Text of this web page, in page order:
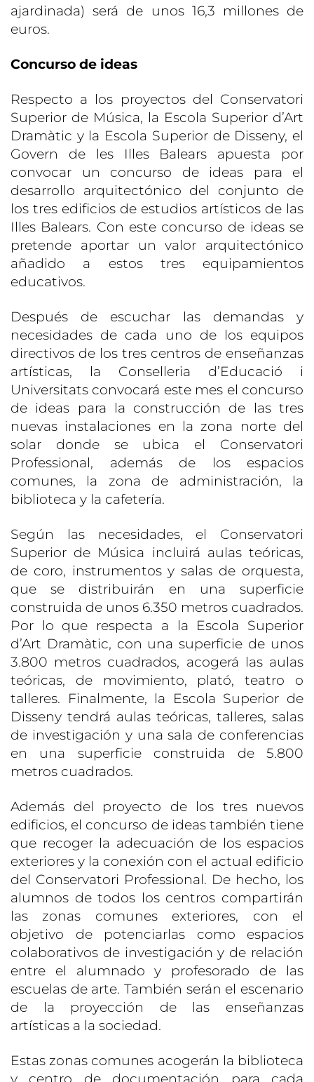
ajardinada) será de unos 16,3 millones de
euros.
Concurso de ideas
Respecto a los proyectos del Conservatori
Superior de Música, la Escola Superior d’Art
Dramàtic y la Escola Superior de Disseny, el
Govern de les Illes Balears apuesta por
convocar un concurso de ideas para el
desarrollo arquitectónico del conjunto de
los tres edificios de estudios artísticos de las
Illes Balears. Con este concurso de ideas se
pretende aportar un valor arquitectónico
añadido a estos tres equipamientos
educativos.
Después de escuchar las demandas y
necesidades de cada uno de los equipos
directivos de los tres centros de enseñanzas
artísticas, la Conselleria d’Educació i
Universitats convocará este mes el concurso
de ideas para la construcción de las tres
nuevas instalaciones en la zona norte del
solar donde se ubica el Conservatori
Professional, además de los espacios
comunes, la zona de administración, la
biblioteca y la cafetería.
Según las necesidades, el Conservatori
Superior de Música incluirá aulas teóricas,
de coro, instrumentos y salas de orquesta,
que se distribuirán en una superficie
construida de unos 6.350 metros cuadrados.
Por lo que respecta a la Escola Superior
d’Art Dramàtic, con una superficie de unos
3.800 metros cuadrados, acogerá las aulas
teóricas, de movimiento, plató, teatro o
talleres. Finalmente, la Escola Superior de
Disseny tendrá aulas teóricas, talleres, salas
de investigación y una sala de conferencias
en una superficie construida de 5.800
metros cuadrados.
Además del proyecto de los tres nuevos
edificios, el concurso de ideas también tiene
que recoger la adecuación de los espacios
exteriores y la conexión con el actual edificio
del Conservatori Professional. De hecho, los
alumnos de todos los centros compartirán
las zonas comunes exteriores, con el
objetivo de potenciarlas como espacios
colaborativos de investigación y de relación
entre el alumnado y profesorado de las
escuelas de arte. También serán el escenario
de la proyección de las enseñanzas
artísticas a la sociedad.
Estas zonas comunes acogerán la biblioteca
y centro de documentación para cada